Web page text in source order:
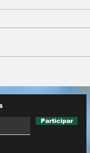
trocado por
Participar